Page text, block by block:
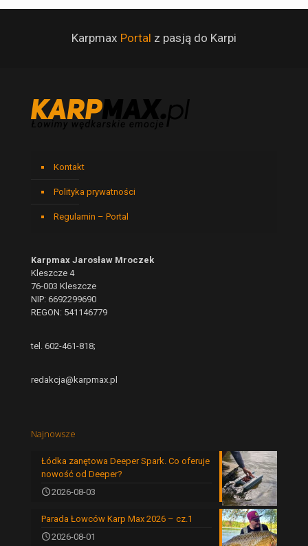
Karpmax Portal z pasją do Karpi
Kontakt
Polityka prywatności
Regulamin – Portal
Karpmax Jarosław Mroczek
Kleszcze 4
76-003 Kleszcze
NIP: 6692299690
REGON: 541146779
tel. 602-461-818;
redakcja@karpmax.pl
Najnowsze
Łódka zanętowa Deeper Spark. Co oferuje
nowość od Deeper?
2026-08-03
Parada Łowców Karp Max 2026 – cz.1
2026-08-01